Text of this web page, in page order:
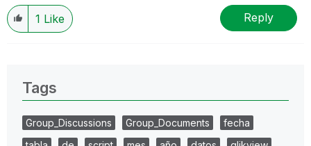
1 Like Reply
Tags
Group_Discussions Group_Documents
fecha